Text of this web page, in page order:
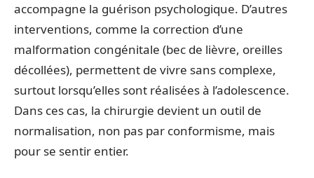
accompagne la guérison psychologique. D’autres
interventions, comme la correction d’une
malformation congénitale (bec de lièvre, oreilles
décollées), permettent de vivre sans complexe,
surtout lorsqu’elles sont réalisées à l’adolescence.
Dans ces cas, la chirurgie devient un outil de
normalisation, non pas par conformisme, mais
pour se sentir entier.